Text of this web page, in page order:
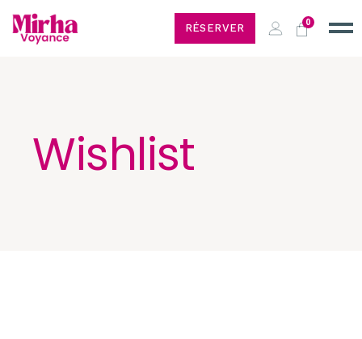
RÉSERVER
0
Wishlist